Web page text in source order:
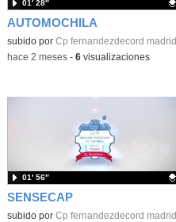
AUTOMOCHILA
Contenido educativo.
subido por Cp fernandezdecord madrid
01′ 28″
-hace 2 meses- 6visualizaciones
SENSECAP
Contenido educativo.
subido por Cp fernandezdecord madrid
01′ 56″